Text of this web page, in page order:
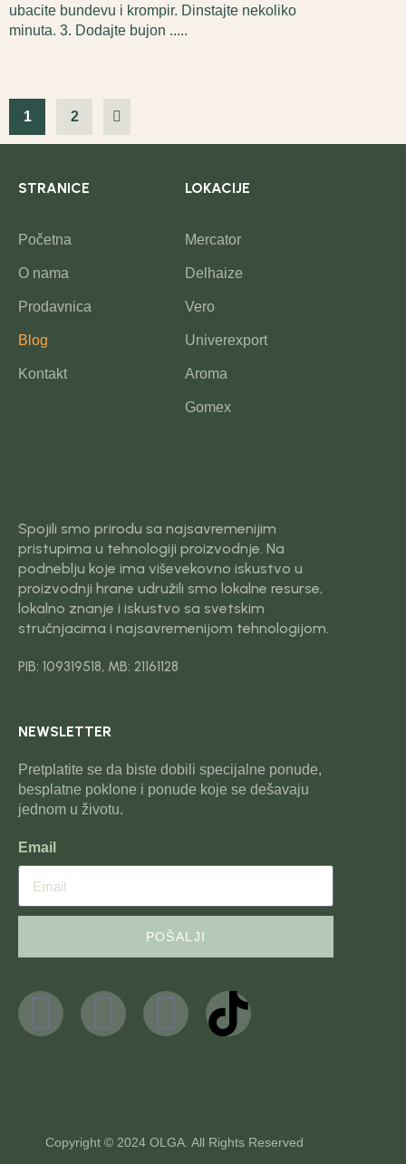
ubacite bundevu i krompir. Dinstajte nekoliko
minuta. 3. Dodajte bujon .....
1 2
STRANICE
Početna
O nama
Prodavnica
Blog
Kontakt
LOKACIJE
Mercator
Delhaize
Vero
Univerexport
Aroma
Gomex
Spojili smo prirodu sa najsavremenijim
pristupima u tehnologiji proizvodnje. Na
podneblju koje ima viševekovno iskustvo u
proizvodnji hrane udružili smo lokalne resurse,
lokalno znanje i iskustvo sa svetskim
stručnjacima i najsavremenijom tehnologijom.
PIB: 109319518, MB: 21161128
NEWSLETTER
Pretplatite se da biste dobili specijalne ponude,
besplatne poklone i ponude koje se dešavaju
jednom u životu.
Email
POŠALJI
Copyright © 2024 OLGA. All Rights Reserved